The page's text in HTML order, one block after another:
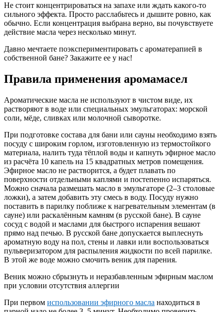
Не стоит концентрироваться на запахе или ждать какого-то
сильного эффекта. Просто расслабьтесь и дышите ровно, как
обычно. Если концентрация выбрана верно, вы почувствуете
действие масла через несколько минут.
Давно мечтаете поэкспериментировать с ароматерапией в
собственной бане? Закажите ее у нас!
Правила применения аромамасел
Ароматические масла не используют в чистом виде, их
растворяют в воде или специальных эмульгаторах: морской
соли, мёде, сливках или молочной сыворотке.
При подготовке состава для бани или сауны необходимо взять
посуду с широким горлом, изготовленную из термостойкого
материала, налить туда тёплой воды и капнуть эфирное масло
из расчёта 10 капель на 15 квадратных метров помещения.
Эфирное масло не растворится, а будет плавать по
поверхности отдельными каплями и постепенно испаряться.
Можно сначала размешать масло в эмульгаторе (2–3 столовые
ложки), а затем добавить эту смесь в воду. Посуду нужно
поставить в парилку поближе к нагревательным элементам (в
сауне) или раскалённым камням (в русской бане). В сауне
сосуд с водой и маслами для быстрого испарения вешают
прямо над печью. В русской бане допускается выплеснуть
ароматную воду на пол, стены и лавки или воспользоваться
пульверизатором для распыления жидкости по всей парилке.
В этой же воде можно смочить веник для парения.
Веник можно сбрызнуть и неразбавленным эфирным маслом
при условии отсутствия аллергии
При первом использовании эфирного масла находиться в